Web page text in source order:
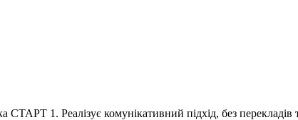
1. Реалізує комунікативний підхід, без